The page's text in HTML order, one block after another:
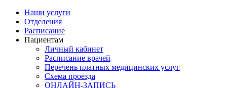
Наши услуги
Отделения
Расписание
Пациентам
Личный кабинет
Расписание врачей
Перечень платных медицинских услуг
Схема проезда
ОНЛАЙН-ЗАПИСЬ